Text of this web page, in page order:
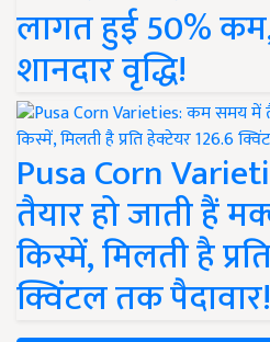
लागत हुई 50%
शानदार वृद्धि!
Pusa Corn
तैयार हो जाती हैं
किस्में, मिलती है
क्विंटल तक पैदावार!